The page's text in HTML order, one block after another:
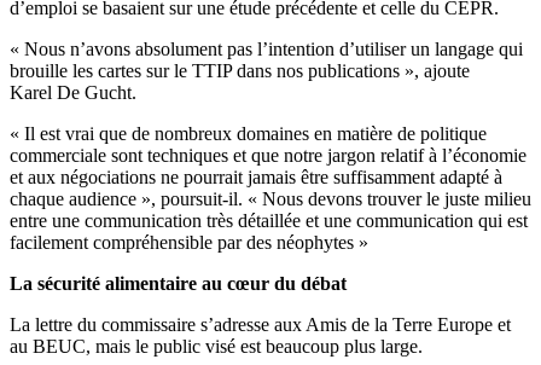
d’emploi se basaient sur une étude précédente et celle du CEPR.
« Nous n’avons absolument pas l’intention d’utiliser un langage qui
brouille les cartes sur le TTIP dans nos publications », ajoute
Karel De Gucht.
« Il est vrai que de nombreux domaines en matière de politique
commerciale sont techniques et que notre jargon relatif à l’économie
et aux négociations ne pourrait jamais être suffisamment adapté à
chaque audience », poursuit-il. « Nous devons trouver le juste milieu
entre une communication très détaillée et une communication qui est
facilement compréhensible par des néophytes »
La sécurité alimentaire au cœur du débat
La lettre du commissaire s’adresse aux Amis de la Terre Europe et
au BEUC, mais le public visé est beaucoup plus large.